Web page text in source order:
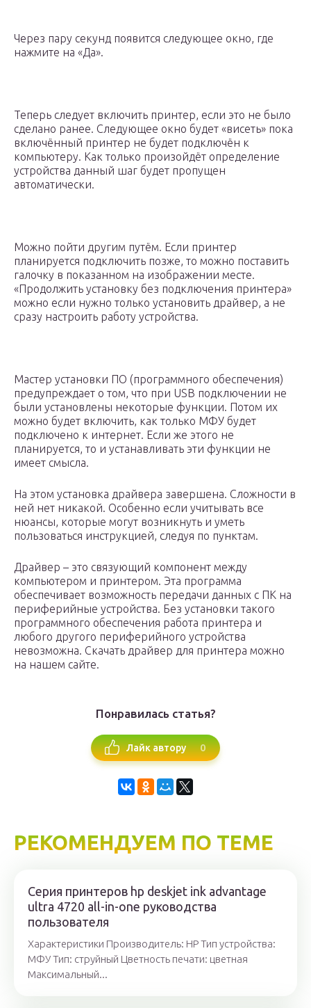
Через пару секунд появится следующее окно, где
нажмите на «Да».
Теперь следует включить принтер, если это не было
сделано ранее. Следующее окно будет «висеть» пока
включённый принтер не будет подключён к
компьютеру. Как только произойдёт определение
устройства данный шаг будет пропущен
автоматически.
Можно пойти другим путём. Если принтер
планируется подключить позже, то можно поставить
галочку в показанном на изображении месте.
«Продолжить установку без подключения принтера»
можно если нужно только установить драйвер, а не
сразу настроить работу устройства.
Мастер установки ПО (программного обеспечения)
предупреждает о том, что при USB подключении не
были установлены некоторые функции. Потом их
можно будет включить, как только МФУ будет
подключено к интернет. Если же этого не
планируется, то и устанавливать эти функции не
имеет смысла.
На этом установка драйвера завершена. Сложности в
ней нет никакой. Особенно если учитывать все
нюансы, которые могут возникнуть и уметь
пользоваться инструкцией, следуя по пунктам.
Драйвер – это связующий компонент между
компьютером и принтером. Эта программа
обеспечивает возможность передачи данных с ПК на
периферийные устройства. Без установки такого
программного обеспечения работа принтера и
любого другого периферийного устройства
невозможна. Скачать драйвер для принтера можно
на нашем сайте.
Понравилась статья?
Лайк автору 0
РЕКОМЕНДУЕМ ПО ТЕМЕ
Серия принтеров hp deskjet ink advantage
ultra 4720 all-in-one руководства
пользователя
Характеристики Производитель: HP Тип устройства:
МФУ Тип: струйный Цветность печати: цветная
Максимальный...